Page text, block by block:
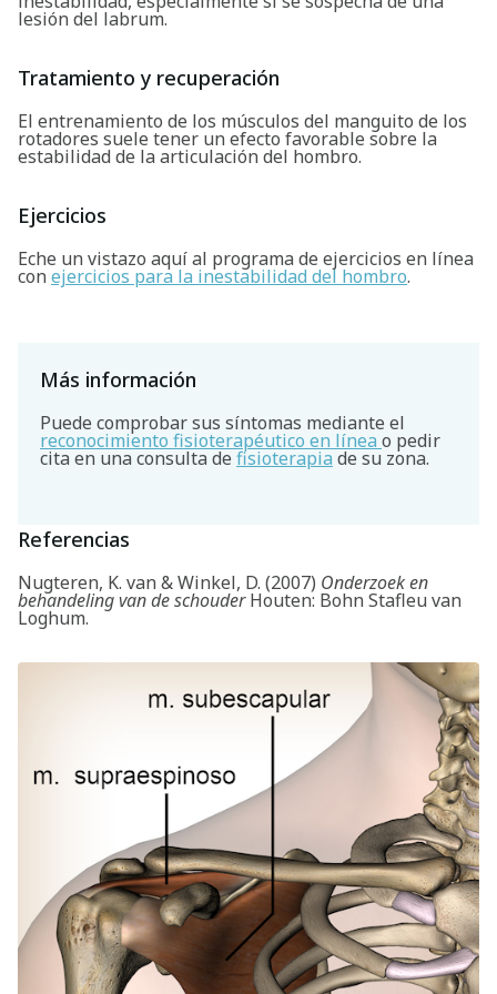
lesión del labrum.
Tratamiento y recuperación
El entrenamiento de los músculos del manguito de los
rotadores suele tener un efecto favorable sobre la
estabilidad de la articulación del hombro.
Ejercicios
Eche un vistazo aquí al programa de ejercicios en línea
con ejercicios para la inestabilidad del hombro.
Más información
Puede comprobar sus síntomas mediante el
reconocimiento fisioterapéutico en línea o pedir
cita en una consulta de fisioterapia de su zona.
Referencias
Nugteren, K. van & Winkel, D. (2007) Onderzoek en
behandeling van de schouderHouten: Bohn Stafleu van
Loghum.